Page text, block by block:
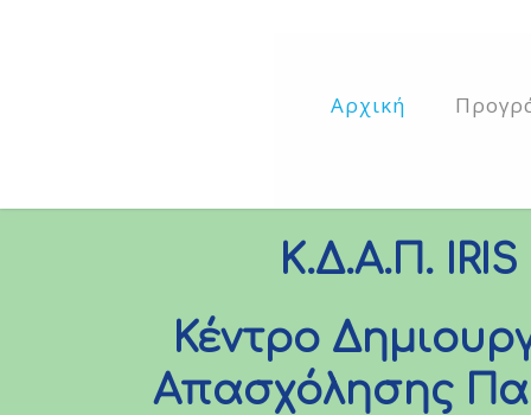
Αρχική
Κ.Δ.Α.Π. IRIS
Κέντρο
Απασχόλησης